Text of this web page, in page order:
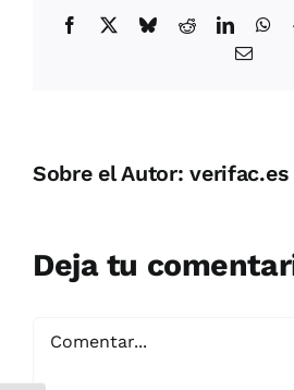
Facebook
X BlueskyRedditLinkedIn
Correo
Sobre el Autor:verifac.es
Deja tu
Comentar